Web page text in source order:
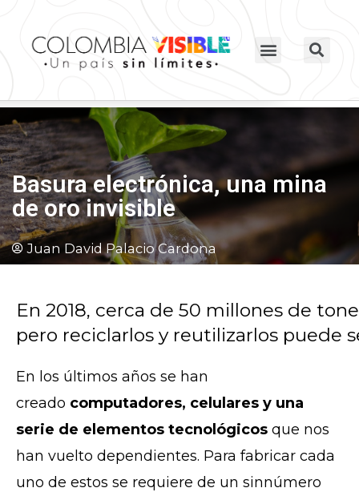
Basura electrónica, una mina
de oro invisible
Juan David Palacio Cardona
En 2018, cerca de 50 millones de
pero reciclarlos y reutilizarlos puede
En los últimos años se han
creado computadores, celulares y una
serie de elementos tecnológicos que nos
han vuelto dependientes. Para fabricar cada
uno de estos se requiere de un sinnúmero